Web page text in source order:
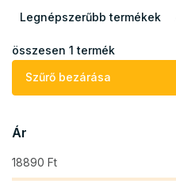
m
k
e
n
d
e
Legnépszerűbb termékek
összesen 1 termék
Szűrő bezárása
Ár
18890 Ft